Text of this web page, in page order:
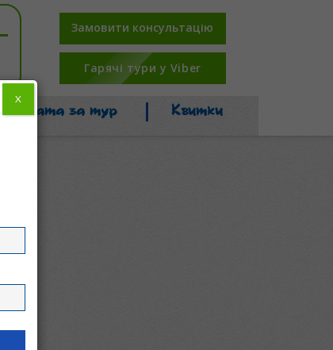
Замовити консультацію
Гарячі тури у Viber
Оплата за тур Квитки
X